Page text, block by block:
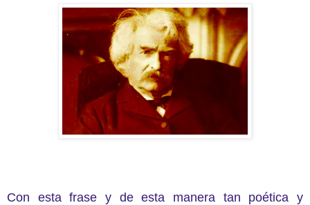
Con esta frase y de esta manera tan poética y